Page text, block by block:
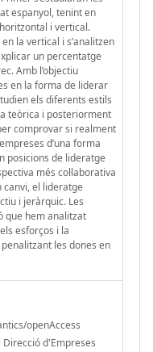
espanyol, tenint en
i vertical.
la vertical i s’analitzen
un percentatge
Amb l’objectiu
en la forma de liderar
els diferents estils
teòrica i posteriorment
comprovar si realment
d’una forma
posicions de lideratge
més col·laborativa
canvi, el lideratge
i jeràrquic. Les
que hem analitzat
esforços i la
les dones en
openAccess
d'Empreses